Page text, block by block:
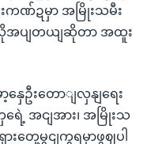
းကဏ်ဍမှာ အမြိုးသမီး
လိုအပျတယျဆိုတာ အထူး
ေဦးတောျလှနျရေး
အငျအား၊ အမြိုးသ
တှေ့မွငျကွရမှာဖွဈပါ